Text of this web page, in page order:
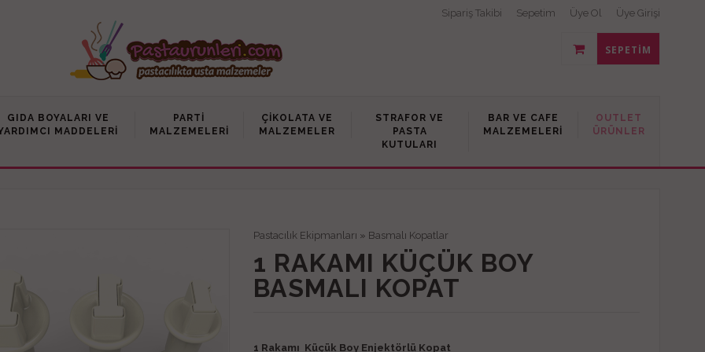
Sipariş Takibi Sepetim Üye Ol Üye Girişi
SEPETIM
GIDA BOYALARI VE
MADDELERI
PARTI
MALZEMELERI
ÇIKOLATA VE
MALZEMELER
STRAFOR VE
PASTA
KUTULARI
BAR VE CAFE
MALZEMELERI
OUTLET
ÜRÜNLER
Pastacılık Ekipmanları » Basmalı Kopatlar
1 RAKAMI KÜÇÜK BOY
BASMALI KOPAT
1 Rakamı Küçük Boy Enjektörlü Kopat